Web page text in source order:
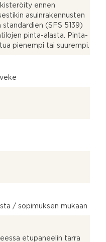
ennen
asuinrakennusten
(SFS 5139)
pinta-alasta. Pinta-
pienempi tai suurempi.
/ sopimuksen mukaan
etupaneelin tarra